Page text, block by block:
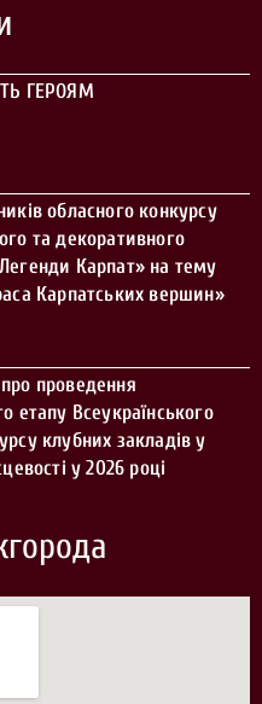
ГЕРОЯМ
обласного конкурсу
та декоративного
Карпат» на тему
Карпатських вершин»
проведення
етапу Всеукраїнського
клубних закладів у
у 2026 році